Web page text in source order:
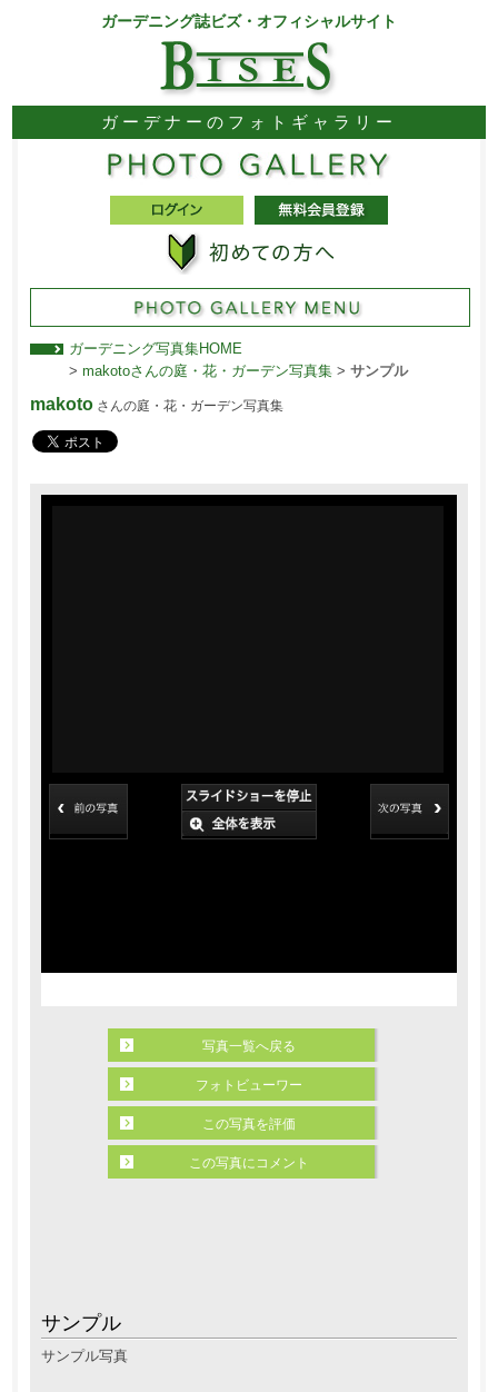
ガーデニング誌ビズ・オフィシャルサイト
ガーデナーのフォトギャラリー
ガーデニング写真集HOME
> makotoさんの庭・花・ガーデン写真集> サンプル
makotoさんの庭・花・ガーデン写真集
サンプル
サンプル写真
写真一覧へ戻る
フォトビューワー
この写真を評価
この写真にコメント